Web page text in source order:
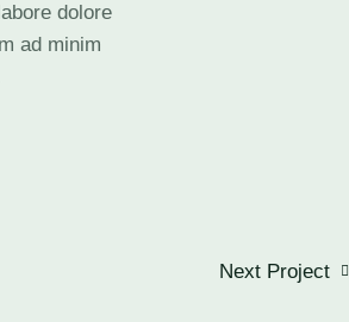
dolore
ad minim
Next Project